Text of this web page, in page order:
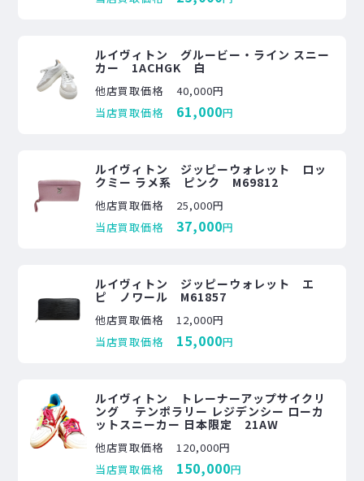
ルイヴィトン グルービー・ライン スニー
カー 1ACHGK 白
他店買取価格
40,000円
当店買取価格
61,000円
ルイヴィトン ジッピーウォレット ロッ
クミー ラメ系 ピンク M69812
他店買取価格
25,000円
当店買取価格
37,000円
ルイヴィトン ジッピーウォレット エ
ピ ノワール M61857
他店買取価格
12,000円
当店買取価格
15,000円
ルイヴィトン トレーナーアップサイクリ
ング テンポラリー レジデンシー ローカ
ットスニーカー 日本限定 21AW
他店買取価格
120,000円
当店買取価格
150,000円